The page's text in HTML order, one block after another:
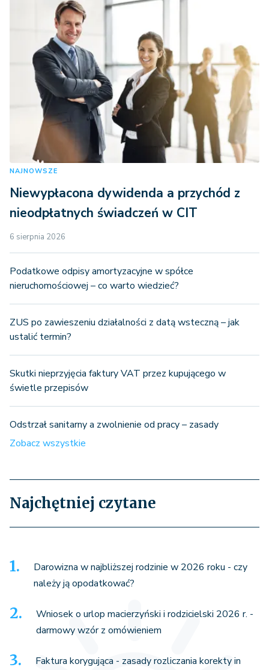
NAJNOWSZE
Niewypłacona dywidenda a przychód z
nieodpłatnych świadczeń w CIT
6 sierpnia 2026
Podatkowe odpisy amortyzacyjne w spółce
nieruchomościowej – co warto wiedzieć?
ZUS po zawieszeniu działalności z datą wsteczną – jak
ustalić termin?
Skutki nieprzyjęcia faktury VAT przez kupującego w
świetle przepisów
Odstrzał sanitarny a zwolnienie od pracy – zasady
Zobacz wszystkie
Najchętniej czytane
Darowizna w najbliższej rodzinie w 2026 roku - czy
należy ją opodatkować?
Wniosek o urlop macierzyński i rodzicielski 2026 r. -
darmowy wzór z omówieniem
Faktura korygująca - zasady rozliczania korekty in